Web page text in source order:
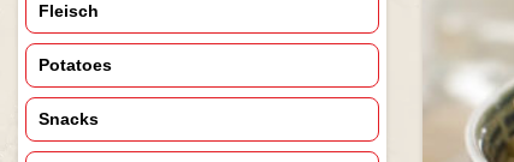
Fleisch
Potatoes
Snacks